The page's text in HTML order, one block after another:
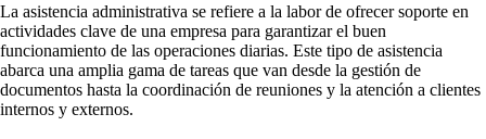
La asistencia administrativa se refiere a la labor de ofrecer soporte en
actividades clave de una empresa para garantizar el buen
funcionamiento de las operaciones diarias. Este tipo de asistencia
abarca una amplia gama de tareas que van desde la gestión de
documentos hasta la coordinación de reuniones y la atención a clientes
internos y externos.